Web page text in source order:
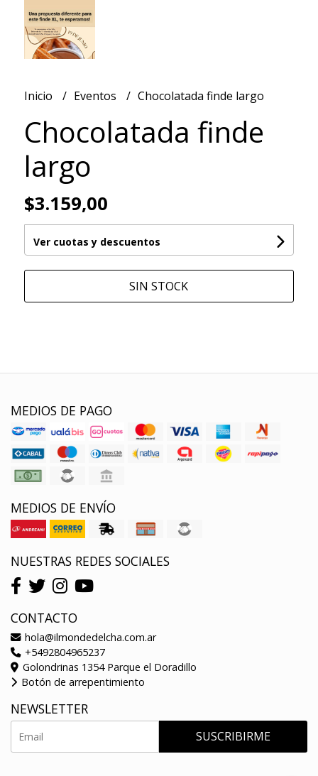
Inicio Eventos Chocolatada finde largo
Chocolatada finde
largo
$3.159,00
Ver cuotas y descuentos
SIN STOCK
MEDIOS DE PAGO
MEDIOS DE ENVÍO
NUESTRAS REDES SOCIALES
CONTACTO
hola@ilmondedelcha.com.ar
+5492804965237
Golondrinas 1354 Parque el Doradillo
Botón de arrepentimiento
NEWSLETTER
SUSCRIBIRME